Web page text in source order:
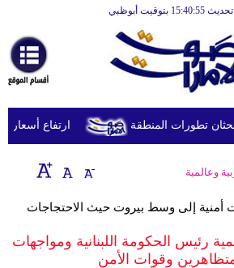
بتوقيت أبوظبي
أخبارعاجلة
رياضة
ثقافة
إقتصاد
أزياء
ارتفاع أسعار النفط تطورات المنطقة
وعالمية
أمنية إلى وسط بيروت حيث الاحتجاجات
رئيس الحكومة اللبنانية ومواجهات
وقوات الأمن